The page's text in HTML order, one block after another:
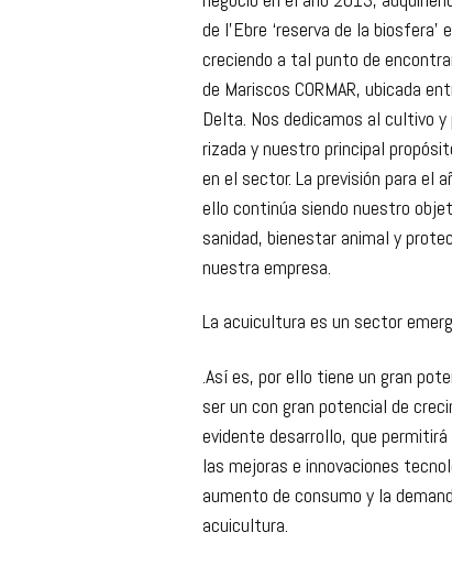
de l’Ebre ‘reserva de la
creciendo a tal punto de
de Mariscos CORMAR, ubicada
Delta. Nos dedicamos al cultivo
rizada y nuestro principal
en el sector. La previsión para el
ello continúa siendo nuestro
sanidad, bienestar animal y
nuestra empresa.
La acuicultura es un sector
.Así es, por ello tiene un gran
ser un con gran potencial de
evidente desarrollo, que
las mejoras e innovaciones
aumento de consumo y la
acuicultura.